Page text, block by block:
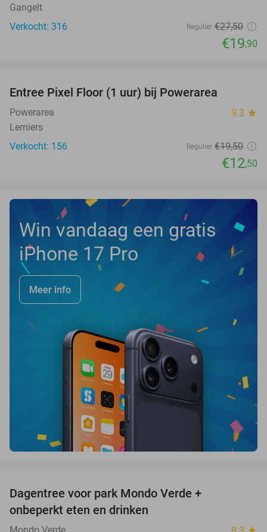
Gangelt
Verkocht: 316
Regulier €27,50
€19,90
Entree Pixel Floor (1 uur) bij Powerarea
Powerarea 9.3 star
Lemiers
Verkocht: 156
Regulier €19,50
€12,50
Win vandaag een gratis
iPhone 17 Pro
Meer info
Dagentree voor park Mondo Verde +
onbeperkt eten en drinken